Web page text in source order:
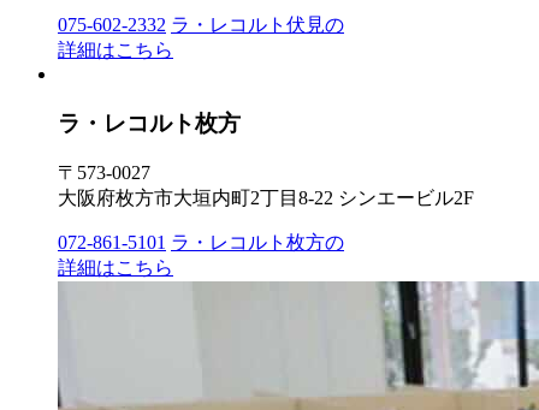
075-602-2332 ラ・レコルト伏見の
詳細はこちら
ラ・レコルト枚方
〒573-0027
大阪府枚方市大垣内町2丁目8-22 シンエービル2F
072-861-5101 ラ・レコルト枚方の
詳細はこちら